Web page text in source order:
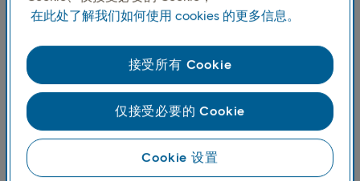
在北欧国家中，
瑞典人在跨境购物方面更倾向于与欧洲内
部的联系，
这反映了与附近欧洲市场的强大整合。德国在
丹麦和芬兰尤其受欢迎，在价格和分类方面成为国内零售商
的竞争基准。中国主要作为价格驱动的采购市场，在瑞典和
挪威具有较强的覆盖面，而美国在整个地区扮演着细分市
场、品牌驱动的角色，但受到距离和贸易摩擦的限制。
在此处了解我们如何使用 cookies 的更多信息。
Cookie 设置
仅接受必要的 Cookie
接受所有 Cookie